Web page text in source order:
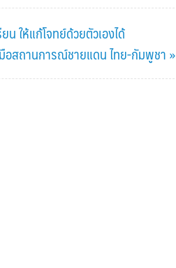
ให้แก้โจทย์ด้วยตัวเองได้
อสถานการณ์ชายแดน ไทย-กัมพูชา »